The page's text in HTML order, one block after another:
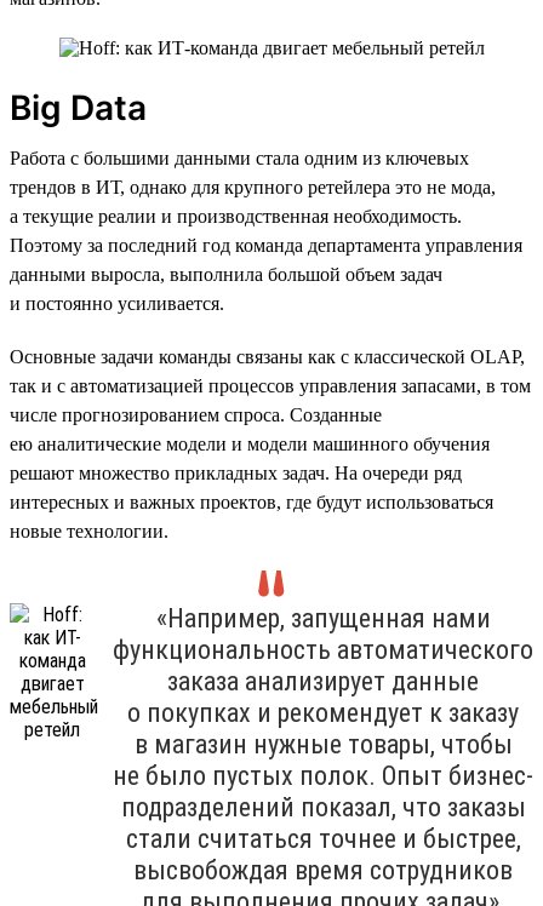
Big Data
Работа с большими данными стала одним из ключевых
трендов в ИТ, однако для крупного ретейлера это не мода,
а текущие реалии и производственная необходимость.
Поэтому за последний год команда департамента управления
данными выросла, выполнила большой объем задач
и постоянно усиливается.
Основные задачи команды связаны как с классической OLAP,
так и с автоматизацией процессов управления запасами, в том
числе прогнозированием спроса. Созданные
ею аналитические модели и модели машинного обучения
решают множество прикладных задач. На очереди ряд
интересных и важных проектов, где будут использоваться
новые технологии.
«Например, запущенная нами
функциональность автоматического
заказа анализирует данные
о покупках и рекомендует к заказу
в магазин нужные товары, чтобы
не было пустых полок. Опыт бизнес-
подразделений показал, что заказы
стали считаться точнее и быстрее,
высвобождая время сотрудников